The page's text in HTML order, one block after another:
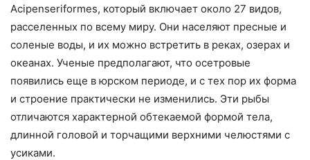
Acipenseriformes, который включает около 27 видов,
расселенных по всему миру. Они населяют пресные и
соленые воды, и их можно встретить в реках, озерах и
океанах. Ученые предполагают, что осетровые
появились еще в юрском периоде, и с тех пор их форма
и строение практически не изменились. Эти рыбы
отличаются характерной обтекаемой формой тела,
длинной головой и торчащими верхними челюстями с
усиками.